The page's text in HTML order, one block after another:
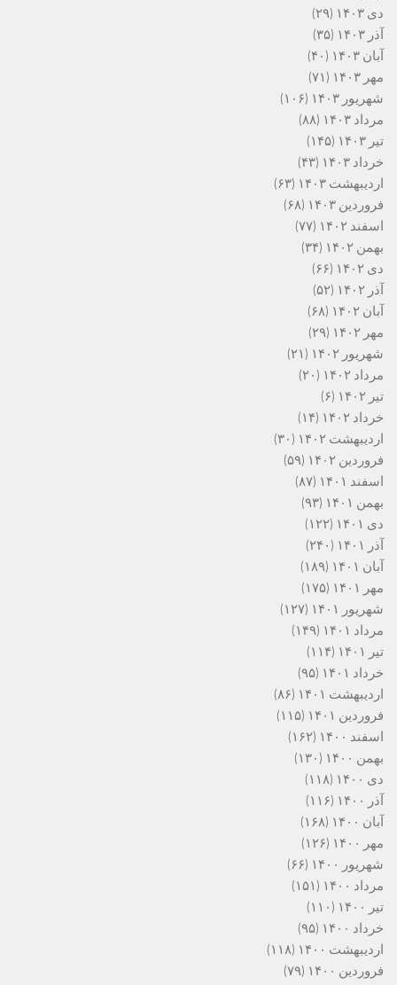
دی ۱۴۰۳
(۲۹)
آذر ۱۴۰۳
(۳۵)
آبان ۱۴۰۳
(۴۰)
مهر ۱۴۰۳
(۷۱)
شهریور ۱۴۰۳
(۱۰۶)
مرداد ۱۴۰۳
(۸۸)
تیر ۱۴۰۳
(۱۴۵)
خرداد ۱۴۰۳
(۴۳)
اردیبهشت ۱۴۰۳
(۶۳)
فروردین ۱۴۰۳
(۶۸)
اسفند ۱۴۰۲
(۷۷)
بهمن ۱۴۰۲
(۳۴)
دی ۱۴۰۲
(۶۶)
آذر ۱۴۰۲
(۵۲)
آبان ۱۴۰۲
(۶۸)
مهر ۱۴۰۲
(۲۹)
شهریور ۱۴۰۲
(۲۱)
مرداد ۱۴۰۲
(۲۰)
تیر ۱۴۰۲
(۶)
خرداد ۱۴۰۲
(۱۴)
اردیبهشت ۱۴۰۲
(۳۰)
فروردین ۱۴۰۲
(۵۹)
اسفند ۱۴۰۱
(۸۷)
بهمن ۱۴۰۱
(۹۳)
دی ۱۴۰۱
(۱۲۲)
آذر ۱۴۰۱
(۲۴۰)
آبان ۱۴۰۱
(۱۸۹)
مهر ۱۴۰۱
(۱۷۵)
شهریور ۱۴۰۱
(۱۲۷)
مرداد ۱۴۰۱
(۱۴۹)
تیر ۱۴۰۱
(۱۱۴)
خرداد ۱۴۰۱
(۹۵)
اردیبهشت ۱۴۰۱
(۸۶)
فروردین ۱۴۰۱
(۱۱۵)
اسفند ۱۴۰۰
(۱۶۲)
بهمن ۱۴۰۰
(۱۳۰)
دی ۱۴۰۰
(۱۱۸)
آذر ۱۴۰۰
(۱۱۶)
آبان ۱۴۰۰
(۱۶۸)
مهر ۱۴۰۰
(۱۲۶)
شهریور ۱۴۰۰
(۶۶)
مرداد ۱۴۰۰
(۱۵۱)
تیر ۱۴۰۰
(۱۱۰)
خرداد ۱۴۰۰
(۹۵)
اردیبهشت ۱۴۰۰
(۱۱۸)
فروردین ۱۴۰۰
(۷۹)